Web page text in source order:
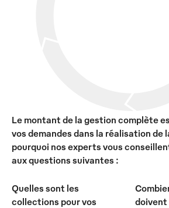
Le montant de la gestion complète
vos demandes dans la réalisation de
pourquoi nos experts vous
aux questions suivantes :
Quelles sont les
collections pour vos
doivent